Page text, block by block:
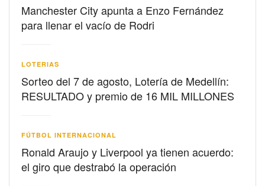
Manchester City apunta a Enzo Fernández
para llenar el vacío de Rodri
LOTERIAS
Sorteo del 7 de agosto, Lotería de Medellín:
RESULTADO y premio de 16 MIL MILLONES
FÚTBOL INTERNACIONAL
Ronald Araujo y Liverpool ya tienen acuerdo:
el giro que destrabó la operación